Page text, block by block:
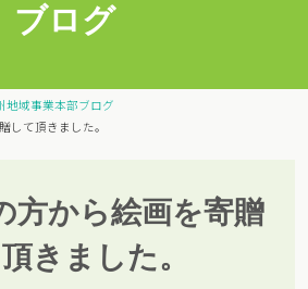
ブログ
地域事業本部ブログ
して頂きました。
方から絵画を寄贈
きました。